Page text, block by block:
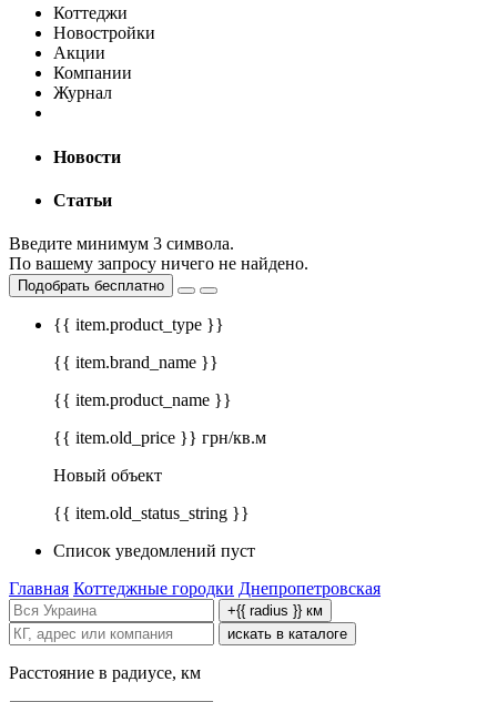
Коттеджи
Новостройки
Акции
Компании
Журнал
Новости
Статьи
Введите минимум 3 символа.
По вашему запросу ничего не найдено.
Подобрать бесплатно
{{ item.product_type }}
{{ item.brand_name }}
{{ item.product_name }}
{{ item.old_price }} грн/кв.м
Новый объект
{{ item.old_status_string }}
Список уведомлений пуст
Главная Коттеджные городки Днепропетровская
+{{ radius }} км
искать в каталоге
Расстояние в радиусе, км